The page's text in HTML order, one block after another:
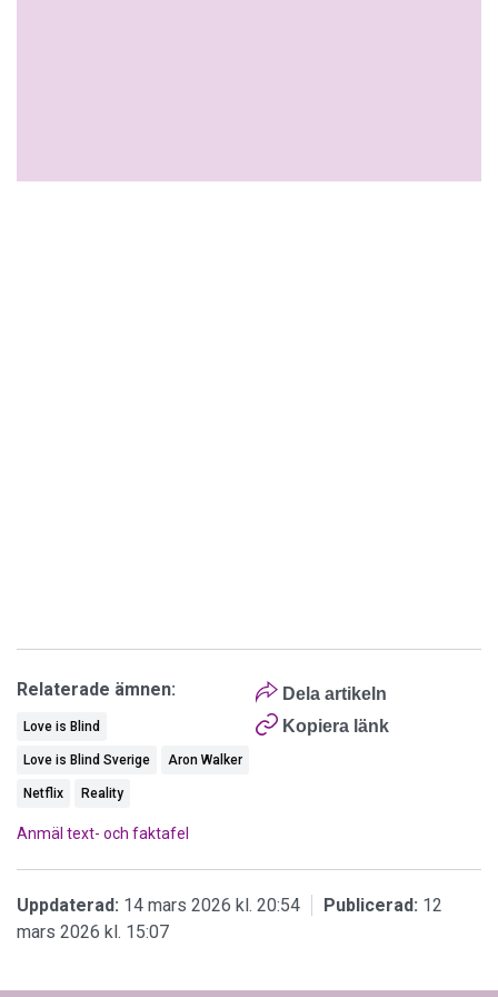
Dela artikeln
Kopiera länk
Relaterade ämnen:
Love is Blind
Love is Blind Sverige Aron Walker
Netflix Reality
Anmäl text- och faktafel
Uppdaterad: 14 mars 2026 kl. 20:54 Publicerad: 12
mars 2026 kl. 15:07